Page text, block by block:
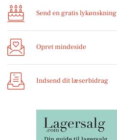
Send en gratis lykønskning
Opret mindeside
Indsend dit læserbidrag